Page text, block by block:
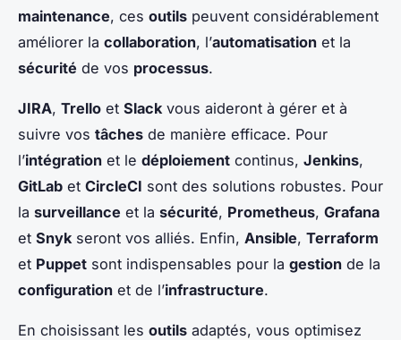
maintenance, ces outils peuvent considérablement
améliorer la collaboration, l’automatisation et la
sécurité de vos processus.
JIRA, Trello et Slack vous aideront à gérer et à
suivre vos tâches de manière efficace. Pour
l’intégration et le déploiement continus, Jenkins,
GitLab et CircleCI sont des solutions robustes. Pour
la surveillance et la sécurité, Prometheus, Grafana
et Snyk seront vos alliés. Enfin, Ansible, Terraform
et Puppet sont indispensables pour la gestion de la
configuration et de l’infrastructure.
En choisissant les outils adaptés, vous optimisez